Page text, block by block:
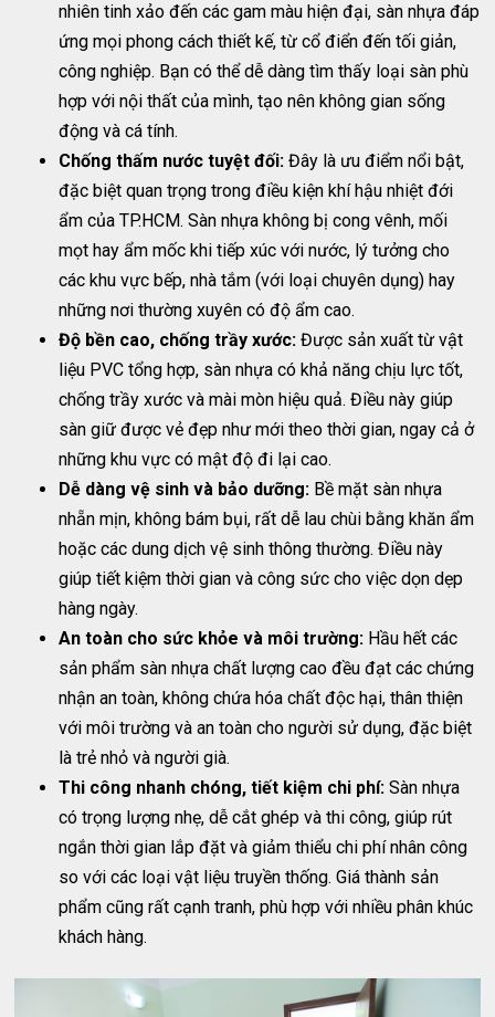
nhiên tinh xảo đến các gam màu hiện đại, sàn nhựa đáp
ứng mọi phong cách thiết kế, từ cổ điển đến tối giản,
công nghiệp. Bạn có thể dễ dàng tìm thấy loại sàn phù
hợp với nội thất của mình, tạo nên không gian sống
động và cá tính.
Chống thấm nước tuyệt đối: Đây là ưu điểm nổi bật,
đặc biệt quan trọng trong điều kiện khí hậu nhiệt đới
ẩm của TP.HCM. Sàn nhựa không bị cong vênh, mối
mọt hay ẩm mốc khi tiếp xúc với nước, lý tưởng cho
các khu vực bếp, nhà tắm (với loại chuyên dụng) hay
những nơi thường xuyên có độ ẩm cao.
Độ bền cao, chống trầy xước: Được sản xuất từ vật
liệu PVC tổng hợp, sàn nhựa có khả năng chịu lực tốt,
chống trầy xước và mài mòn hiệu quả. Điều này giúp
sàn giữ được vẻ đẹp như mới theo thời gian, ngay cả ở
những khu vực có mật độ đi lại cao.
Dễ dàng vệ sinh và bảo dưỡng: Bề mặt sàn nhựa
nhẵn mịn, không bám bụi, rất dễ lau chùi bằng khăn ẩm
hoặc các dung dịch vệ sinh thông thường. Điều này
giúp tiết kiệm thời gian và công sức cho việc dọn dẹp
hàng ngày.
An toàn cho sức khỏe và môi trường: Hầu hết các
sản phẩm sàn nhựa chất lượng cao đều đạt các chứng
nhận an toàn, không chứa hóa chất độc hại, thân thiện
với môi trường và an toàn cho người sử dụng, đặc biệt
là trẻ nhỏ và người già.
Thi công nhanh chóng, tiết kiệm chi phí: Sàn nhựa
có trọng lượng nhẹ, dễ cắt ghép và thi công, giúp rút
ngắn thời gian lắp đặt và giảm thiểu chi phí nhân công
so với các loại vật liệu truyền thống. Giá thành sản
phẩm cũng rất cạnh tranh, phù hợp với nhiều phân khúc
khách hàng.